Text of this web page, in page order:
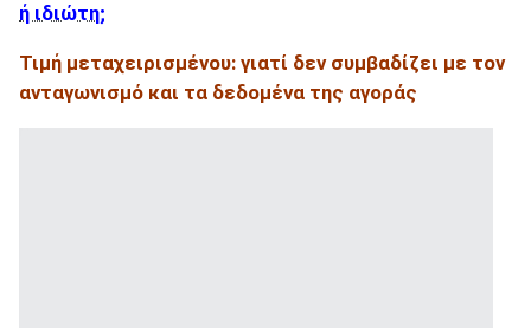
ή ιδιώτη;
Τιμή μεταχειρισμένου: γιατί δεν συμβαδίζει με τον
ανταγωνισμό και τα δεδομένα της αγοράς